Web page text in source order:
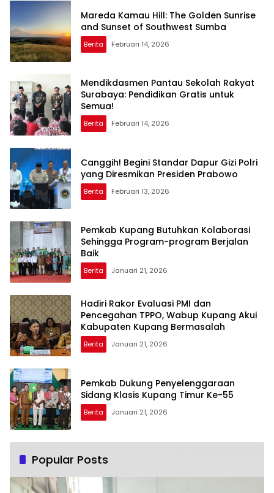
Mareda Kamau Hill: The Golden Sunrise
and Sunset of Southwest Sumba
Berita Februari 14, 2026
Mendikdasmen Pantau Sekolah Rakyat
Surabaya: Pendidikan Gratis untuk
Semua!
Berita Februari 14, 2026
Canggih! Begini Standar Dapur Gizi Polri
yang Diresmikan Presiden Prabowo
Berita Februari 13, 2026
Pemkab Kupang Butuhkan Kolaborasi
Sehingga Program-program Berjalan
Baik
Berita Januari 21, 2026
Hadiri Rakor Evaluasi PMI dan
Pencegahan TPPO, Wabup Kupang Akui
Kabupaten Kupang Bermasalah
Berita Januari 21, 2026
Pemkab Dukung Penyelenggaraan
Sidang Klasis Kupang Timur Ke-55
Berita Januari 21, 2026
Popular Posts